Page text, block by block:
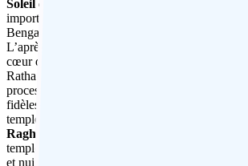
Soleil datant de 1241. Continuez encore 32 km
important centre religieux et destination de
Bengale. Arrivée et hébergement à l’hôtel.
L’après-midi, visite du grand bazar de Puri et du
cœur de la ville. Le temple est célèbre pour la
Ratha Yatra, au cours de laquelle l’image de
procession sur d’immenses chars richement
fidèles. (NB : les non-hindous ne sont pas
temple, qui doit être vu depuis une plate-forme
Raghunathan
. Le dimanche, cette plate-
temple peut être vu depuis une autre plate-
et nuit à l’hôtel.